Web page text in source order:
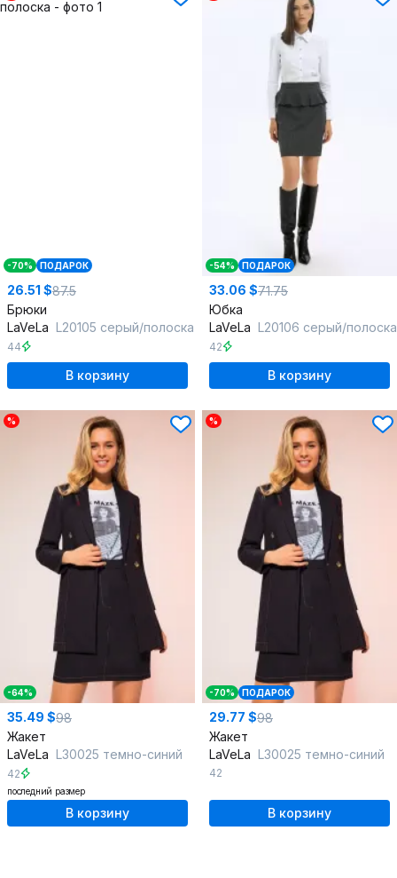
-70% ПОДАРОК
26.51 $87.5
Брюки
LaVeLa L20105 серый/полоска
44
В корзину
-54% ПОДАРОК
33.06 $71.75
Юбка
LaVeLa L20106 серый/полоска
42
В корзину
%
-64%
35.49 $98
Жакет
LaVeLa L30025 темно-синий
42
последний размер
В корзину
%
-70% ПОДАРОК
29.77 $98
Жакет
LaVeLa L30025 темно-синий
42
В корзину